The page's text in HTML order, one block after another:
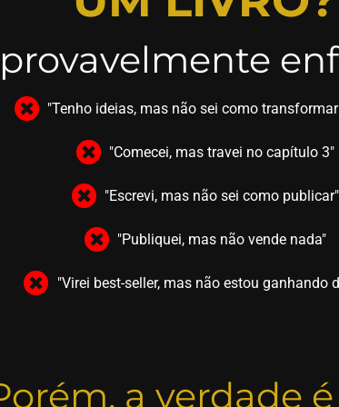
"Tenho ideias, mas não sei como
"Comecei, mas travei no capítulo 3"
"Escrevi, mas não sei como publicar"
"Publiquei, mas não vende nada"
"Virei best-seller, mas não estou ganhando
a verdade